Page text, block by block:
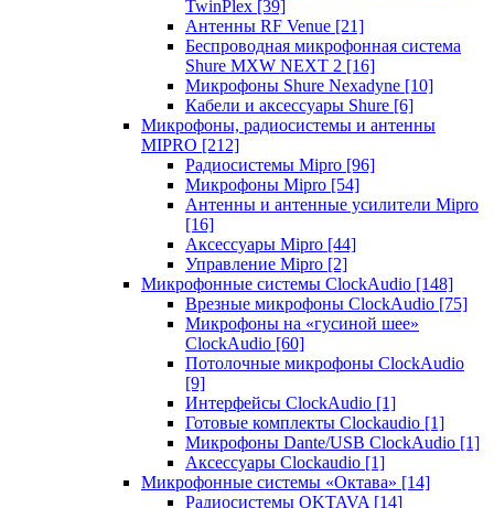
TwinPlex [39]
Антенны RF Venue [21]
Беспроводная микрофонная система
Shure MXW NEXT 2 [16]
Микрофоны Shure Nexadyne [10]
Кабели и аксессуары Shure [6]
Микрофоны, радиосистемы и антенны
MIPRO [212]
Радиосистемы Mipro [96]
Микрофоны Mipro [54]
Антенны и антенные усилители Mipro
[16]
Аксессуары Mipro [44]
Управление Mipro [2]
Микрофонные системы ClockAudio [148]
Врезные микрофоны ClockAudio [75]
Микрофоны на «гусиной шее»
ClockAudio [60]
Потолочные микрофоны ClockAudio
[9]
Интерфейсы ClockAudio [1]
Готовые комплекты Clockaudio [1]
Микрофоны Dante/USB ClockAudio [1]
Аксессуары Clockaudio [1]
Микрофонные системы «Октава» [14]
Радиосистемы OKTAVA [14]